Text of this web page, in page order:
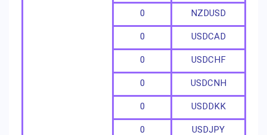
NZDUSD
0
USDCAD
0
USDCHF
0
USDCNH
0
USDDKK
0
USDJPY
0